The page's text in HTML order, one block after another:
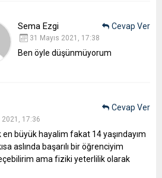
Sema Ezgi
31 Mayıs 2021, 17:38
Ben öyle düşünmüyorum
Cevap Ver
2021, 17:36
büyük hayalim fakat 14 yaşındayım
aslında başarılı bir öğrenciyim
ama fiziki yeterlilik olarak
Cevap Ver